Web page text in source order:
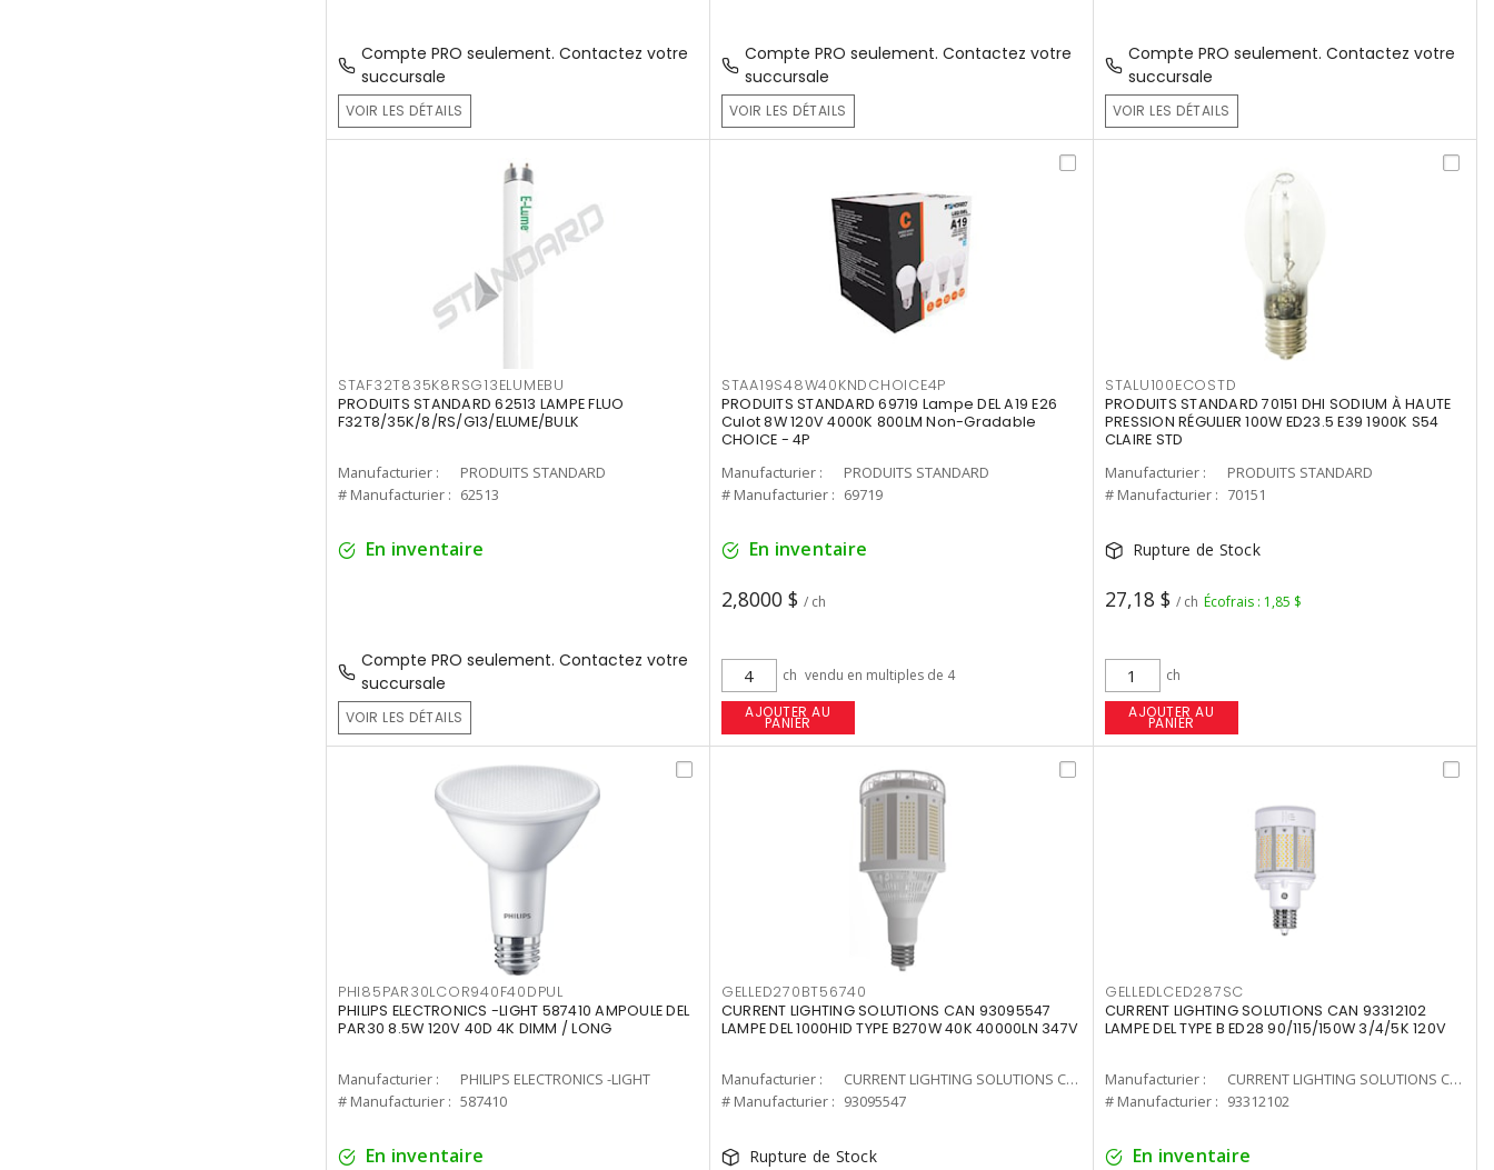
Compte PRO seulement. Contactez votre
succursale
VOIR LES DÉTAILS
Compte PRO seulement. Contactez votre
succursale
VOIR LES DÉTAILS
Compte PRO seulement. Contactez votre
succursale
VOIR LES DÉTAILS
STAF32T835K8RSG13ELUMEBU
PRODUITS STANDARD 62513 LAMPE FLUO
F32T8/35K/8/RS/G13/ELUME/BULK
Manufacturier :
PRODUITS STANDARD
# Manufacturier : 62513
En inventaire
Compte PRO seulement. Contactez votre
succursale
VOIR LES DÉTAILS
STAA19S48W40KNDCHOICE4P
PRODUITS STANDARD 69719 Lampe DEL A19 E26
Culot 8W 120V 4000K 800LM Non-Gradable
CHOICE - 4P
Manufacturier :
PRODUITS STANDARD
# Manufacturier : 69719
En inventaire
2,8000 $ / ch
ch vendu en multiples de 4
AJOUTER AU
PANIER
STALU100ECOSTD
PRODUITS STANDARD 70151 DHI SODIUM À HAUTE
PRESSION RÉGULIER 100W ED23.5 E39 1900K S54
CLAIRE STD
Manufacturier :
PRODUITS STANDARD
# Manufacturier : 70151
Rupture de Stock
27,18 $ / ch Écofrais : 1,85 $
ch
AJOUTER AU
PANIER
PHI85PAR30LCOR940F40DPUL
PHILIPS ELECTRONICS -LIGHT 587410 AMPOULE DEL
PAR30 8.5W 120V 40D 4K DIMM / LONG
Manufacturier :
PHILIPS ELECTRONICS -LIGHT
# Manufacturier : 587410
En inventaire
GELLED270BT56740
CURRENT LIGHTING SOLUTIONS CAN 93095547
LAMPE DEL 1000HID TYPE B270W 40K 40000LN 347V
Manufacturier :
CURRENT LIGHTING SOLUTIONS CAN
# Manufacturier : 93095547
Rupture de Stock
GELLEDLCED287SC
CURRENT LIGHTING SOLUTIONS CAN 93312102
LAMPE DEL TYPE B ED28 90/115/150W 3/4/5K 120V
Manufacturier :
CURRENT LIGHTING SOLUTIONS CAN
# Manufacturier : 93312102
En inventaire